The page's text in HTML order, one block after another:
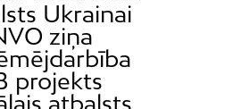
Ukrainai
ziņa
projekts
atbalsts